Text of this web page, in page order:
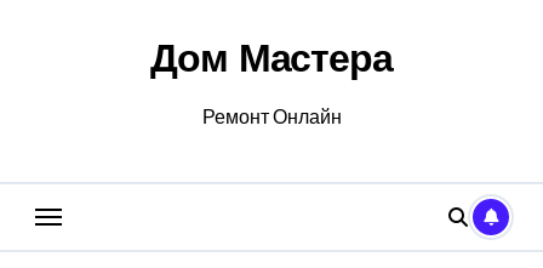
Дом Мастера
Ремонт Онлайн